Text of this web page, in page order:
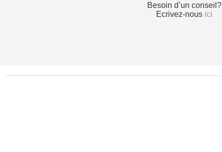
Besoin d’un conseil?
Ecrivez-nous ici